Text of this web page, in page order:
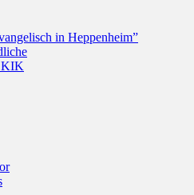
in Heppenheim”
KIK